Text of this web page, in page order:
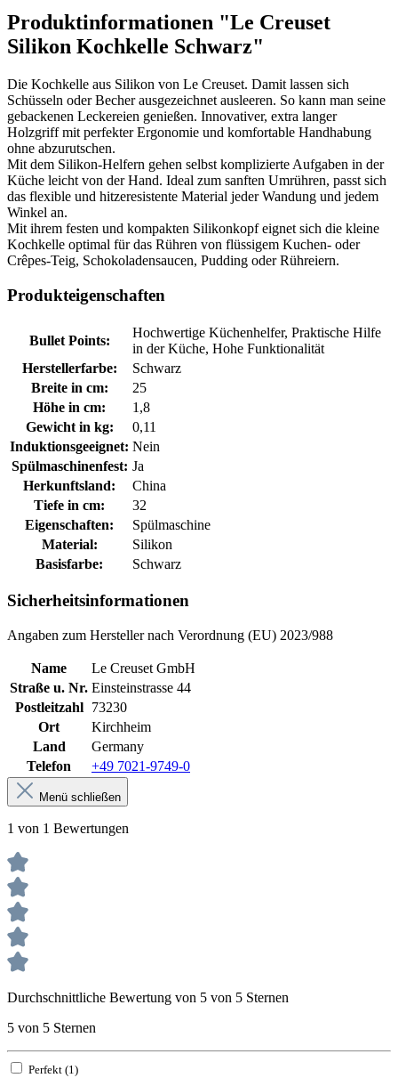
Produktinformationen "Le Creuset
Silikon Kochkelle Schwarz"
Die Kochkelle aus Silikon von Le Creuset. Damit lassen sich
Schüsseln oder Becher ausgezeichnet ausleeren. So kann man seine
gebackenen Leckereien genießen. Innovativer, extra langer
Holzgriff mit perfekter Ergonomie und komfortable Handhabung
ohne abzurutschen.
Mit dem Silikon-Helfern gehen selbst komplizierte Aufgaben in der
Küche leicht von der Hand. Ideal zum sanften Umrühren, passt sich
das flexible und hitzeresistente Material jeder Wandung und jedem
Winkel an.
Mit ihrem festen und kompakten Silikonkopf eignet sich die kleine
Kochkelle optimal für das Rühren von flüssigem Kuchen- oder
Crêpes-Teig, Schokoladensaucen, Pudding oder Rühreiern.
Produkteigenschaften
Bullet Points:
Hochwertige Küchenhelfer, Praktische Hilfe
in der Küche, Hohe Funktionalität
Herstellerfarbe:
Schwarz
Breite in cm:
25
Höhe in cm:
1,8
Gewicht in kg:
0,11
Induktionsgeeignet: Nein
Spülmaschinenfest: Ja
Herkunftsland:
China
Tiefe in cm:
32
Eigenschaften:
Spülmaschine
Material:
Silikon
Basisfarbe:
Schwarz
Sicherheitsinformationen
Angaben zum Hersteller nach Verordnung (EU) 2023/988
Name
Le Creuset GmbH
Straße u. Nr. Einsteinstrasse 44
Postleitzahl
73230
Ort
Kirchheim
Land
Germany
Telefon
+49 7021-9749-0
Menü schließen
1 von 1 Bewertungen
Durchschnittliche Bewertung von 5 von 5 Sternen
5 von 5 Sternen
Perfekt (1)